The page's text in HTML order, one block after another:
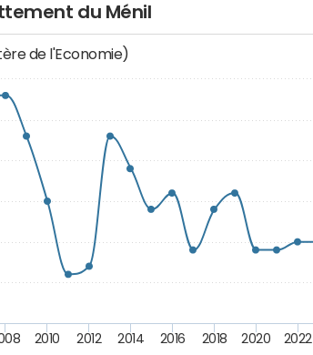
du Ménil
de l'Economie)
2010 2012 2014 2016 2018 2020 2022